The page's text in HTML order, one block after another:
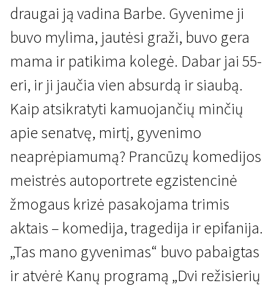
Kertant Europą
Tas mano gyvenimas
1 val. 39 min. | Drama, Komedija | N-13
draugai ją vadina Barbe. Gyvenime ji
buvo mylima, jautėsi graži, buvo gera
mama ir patikima kolegė. Dabar jai 55-
eri, ir ji jaučia vien absurdą ir siaubą.
Kaip atsikratyti kamuojančių minčių
apie senatvę, mirtį, gyvenimo
neaprėpiamumą? Prancūzų komedijos
meistrės autoportrete egzistencinė
žmogaus krizė pasakojama trimis
aktais – komedija, tragedija ir epifanija.
„Tas mano gyvenimas“ buvo pabaigtas
ir atvėrė Kanų programą „Dvi režisierių